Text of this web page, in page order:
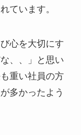
ています。
心を大切にす
、、」と思い
重い社員の方
多かったよう